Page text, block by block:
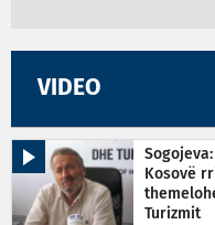
VIDEO
Kosovë
Turizmit